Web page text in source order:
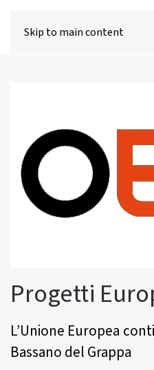
Skip to main content
Progetti
L’Unione Europea
Bassano del Grappa